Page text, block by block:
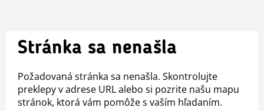
Stránka sa nenašla
Požadovaná stránka sa nenašla. Skontrolujte
preklepy v adrese URL alebo si pozrite našu mapu
stránok, ktorá vám pomôže s vaším hľadaním.